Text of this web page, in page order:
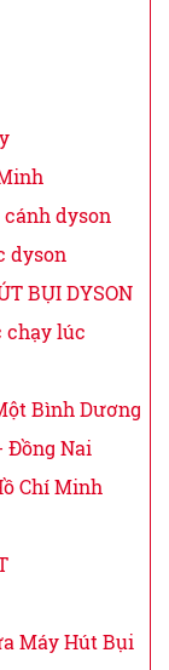
dyson
dyson
BỤI DYSON
chạy lúc
Bình Dương
Đồng Nai
Chí Minh
Máy Hút Bụi